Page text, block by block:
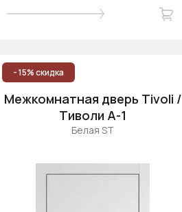
- 15% скидка
Межкомнатная дверь Tivoli /
Тиволи А-1
Белая ST